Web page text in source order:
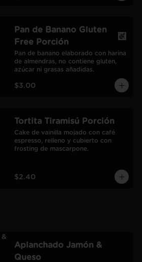
Pan de Banano Gluten
Free Porción
Pan de banano elaborado con harina
de almendras, no contiene gluten,
azúcar ni grasas añadidas.
$3.00
Tortita Tiramisú Porción
Cake de vainilla mojado con café
espresso, relleno y cubierto con
frosting de mascarpone.
$2.40
Aplanchado Jamón &
Queso